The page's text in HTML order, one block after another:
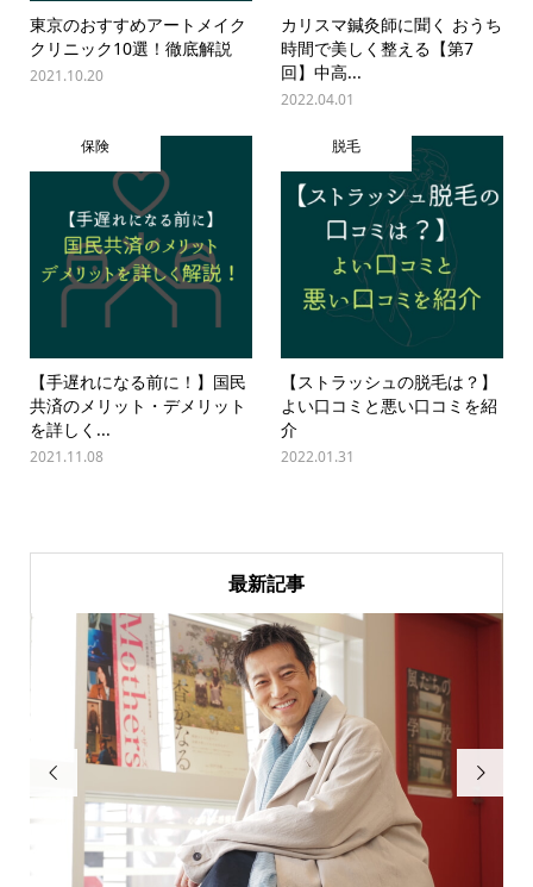
東京のおすすめアートメイク
クリニック10選！徹底解説
2021.10.20
カリスマ鍼灸師に聞く おうち
時間で美しく整える【第7
回】中高...
2022.04.01
保険
【手遅れになる前に！】国民
共済のメリット・デメリット
を詳しく...
2021.11.08
脱毛
【ストラッシュの脱毛は？】
よい口コミと悪い口コミを紹
介
2022.01.31
最新記事
 